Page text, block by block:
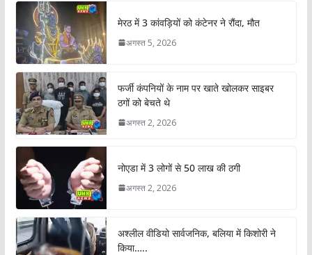
मेरठ में 3 कांवड़ियों को कंटेनर ने रौंदा, मौत
अगस्त 5, 2026
फर्जी कंपनियों के नाम पर खाते खोलकर साइबर
ठगों को बेचते थे
अगस्त 2, 2026
नोएडा में 3 लोगों से 50 लाख की ठगी
अगस्त 2, 2026
अश्लील वीडियो सार्वजनिक, बलिया में किशोरी ने
किया…..